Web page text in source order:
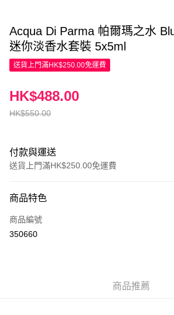
Acqua Di Parma 帕爾瑪之水
迷你淡香水套裝 5x5ml
送貨上門滿HK$250.00免運費
HK$550.00
HK$488.00
付款與運送
送貨上門滿HK$250.00免運費
信用卡
Apple Pay
商品特色
商品編號
350660
商品推薦